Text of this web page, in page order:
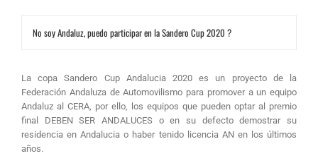
No soy Andaluz, puedo participar en la Sandero Cup 2020 ?
La copa Sandero Cup Andalucia 2020 es un proyecto de la
Federación Andaluza de Automovilismo para promover a un equipo
Andaluz al CERA, por ello, los equipos que pueden optar al premio
final DEBEN SER ANDALUCES o en su defecto demostrar su
residencia en Andalucia o haber tenido licencia AN en los últimos
años.